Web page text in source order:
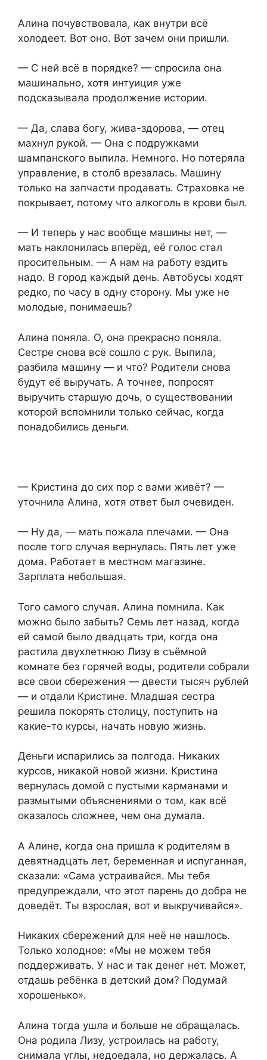
Алина почувствовала, как внутри всё
холодеет. Вот оно. Вот зачем они пришли.
— С ней всё в порядке? — спросила она
машинально, хотя интуиция уже
подсказывала продолжение истории.
— Да, слава богу, жива-здорова, — отец
махнул рукой. — Она с подружками
шампанского выпила. Немного. Но потеряла
управление, в столб врезалась. Машину
только на запчасти продавать. Страховка не
покрывает, потому что алкоголь в крови был.
— И теперь у нас вообще машины нет, —
мать наклонилась вперёд, её голос стал
просительным. — А нам на работу ездить
надо. В город каждый день. Автобусы ходят
редко, по часу в одну сторону. Мы уже не
молодые, понимаешь?
Алина поняла. О, она прекрасно поняла.
Сестре снова всё сошло с рук. Выпила,
разбила машину — и что? Родители снова
будут её выручать. А точнее, попросят
выручить старшую дочь, о существовании
которой вспомнили только сейчас, когда
понадобились деньги.
— Кристина до сих пор с вами живёт? —
уточнила Алина, хотя ответ был очевиден.
— Ну да, — мать пожала плечами. — Она
после того случая вернулась. Пять лет уже
дома. Работает в местном магазине.
Зарплата небольшая.
Того самого случая. Алина помнила. Как
можно было забыть? Семь лет назад, когда
ей самой было двадцать три, когда она
растила двухлетнюю Лизу в съёмной
комнате без горячей воды, родители собрали
все свои сбережения — двести тысяч рублей
— и отдали Кристине. Младшая сестра
решила покорять столицу, поступить на
какие-то курсы, начать новую жизнь.
Деньги испарились за полгода. Никаких
курсов, никакой новой жизни. Кристина
вернулась домой с пустыми карманами и
размытыми объяснениями о том, как всё
оказалось сложнее, чем она думала.
А Алине, когда она пришла к родителям в
девятнадцать лет, беременная и испуганная,
сказали: «Сама устраивайся. Мы тебя
предупреждали, что этот парень до добра не
доведёт. Ты взрослая, вот и выкручивайся».
Никаких сбережений для неё не нашлось.
Только холодное: «Мы не можем тебя
поддерживать. У нас и так денег нет. Может,
отдашь ребёнка в детский дом? Подумай
хорошенько».
Алина тогда ушла и больше не обращалась.
Она родила Лизу, устроилась на работу,
снимала углы, недоедала, но держалась. А